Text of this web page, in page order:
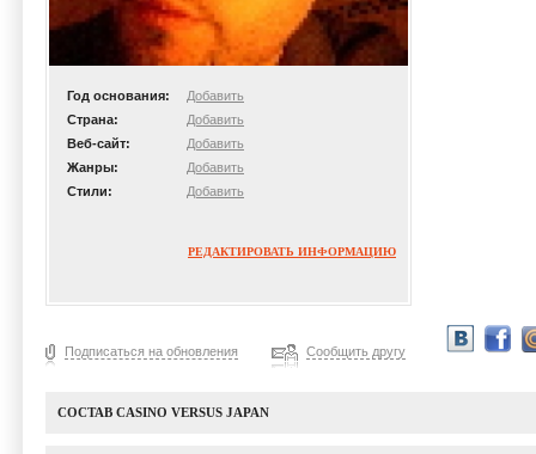
Год основания:
Добавить
Страна:
Добавить
Веб-сайт:
Добавить
Жанры:
Добавить
Стили:
Добавить
РЕДАКТИРОВАТЬ ИНФОРМАЦИЮ
Подписаться на обновления Сообщить другу
СОСТАВ CASINO VERSUS JAPAN